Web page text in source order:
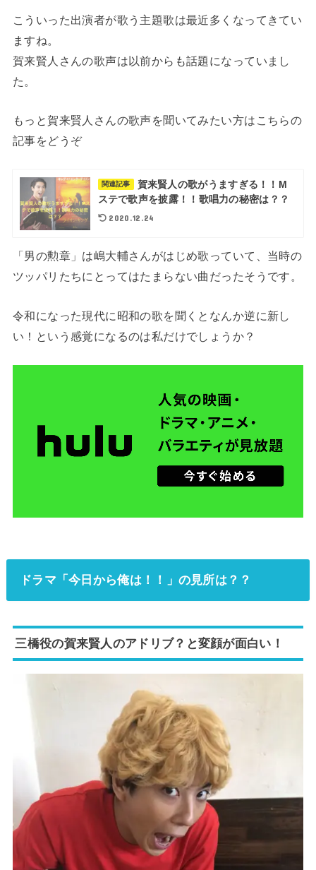
こういった出演者が歌う主題歌は最近多くなってきてい
ますね。
賀来賢人さんの歌声は以前からも話題になっていまし
た。
もっと賀来賢人さんの歌声を聞いてみたい方はこちらの
記事をどうぞ
関連記事
賀来賢人の歌がうますぎる！！M
ステで歌声を披露！！歌唱力の秘密は？？
2020.12.24
「男の勲章」は嶋大輔さんがはじめ歌っていて、当時の
ツッパリたちにとってはたまらない曲だったそうです。
令和になった現代に昭和の歌を聞くとなんか逆に新し
い！という感覚になるのは私だけでしょうか？
ドラマ「今日から俺は！！」の見所は？？
三橋役の賀来賢人のアドリブ？と変顔が面白い！